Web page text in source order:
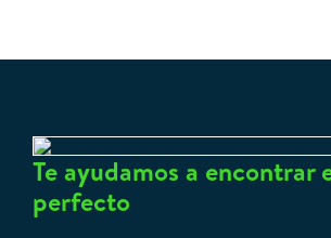
Te ayudamos a encontrar
perfecto